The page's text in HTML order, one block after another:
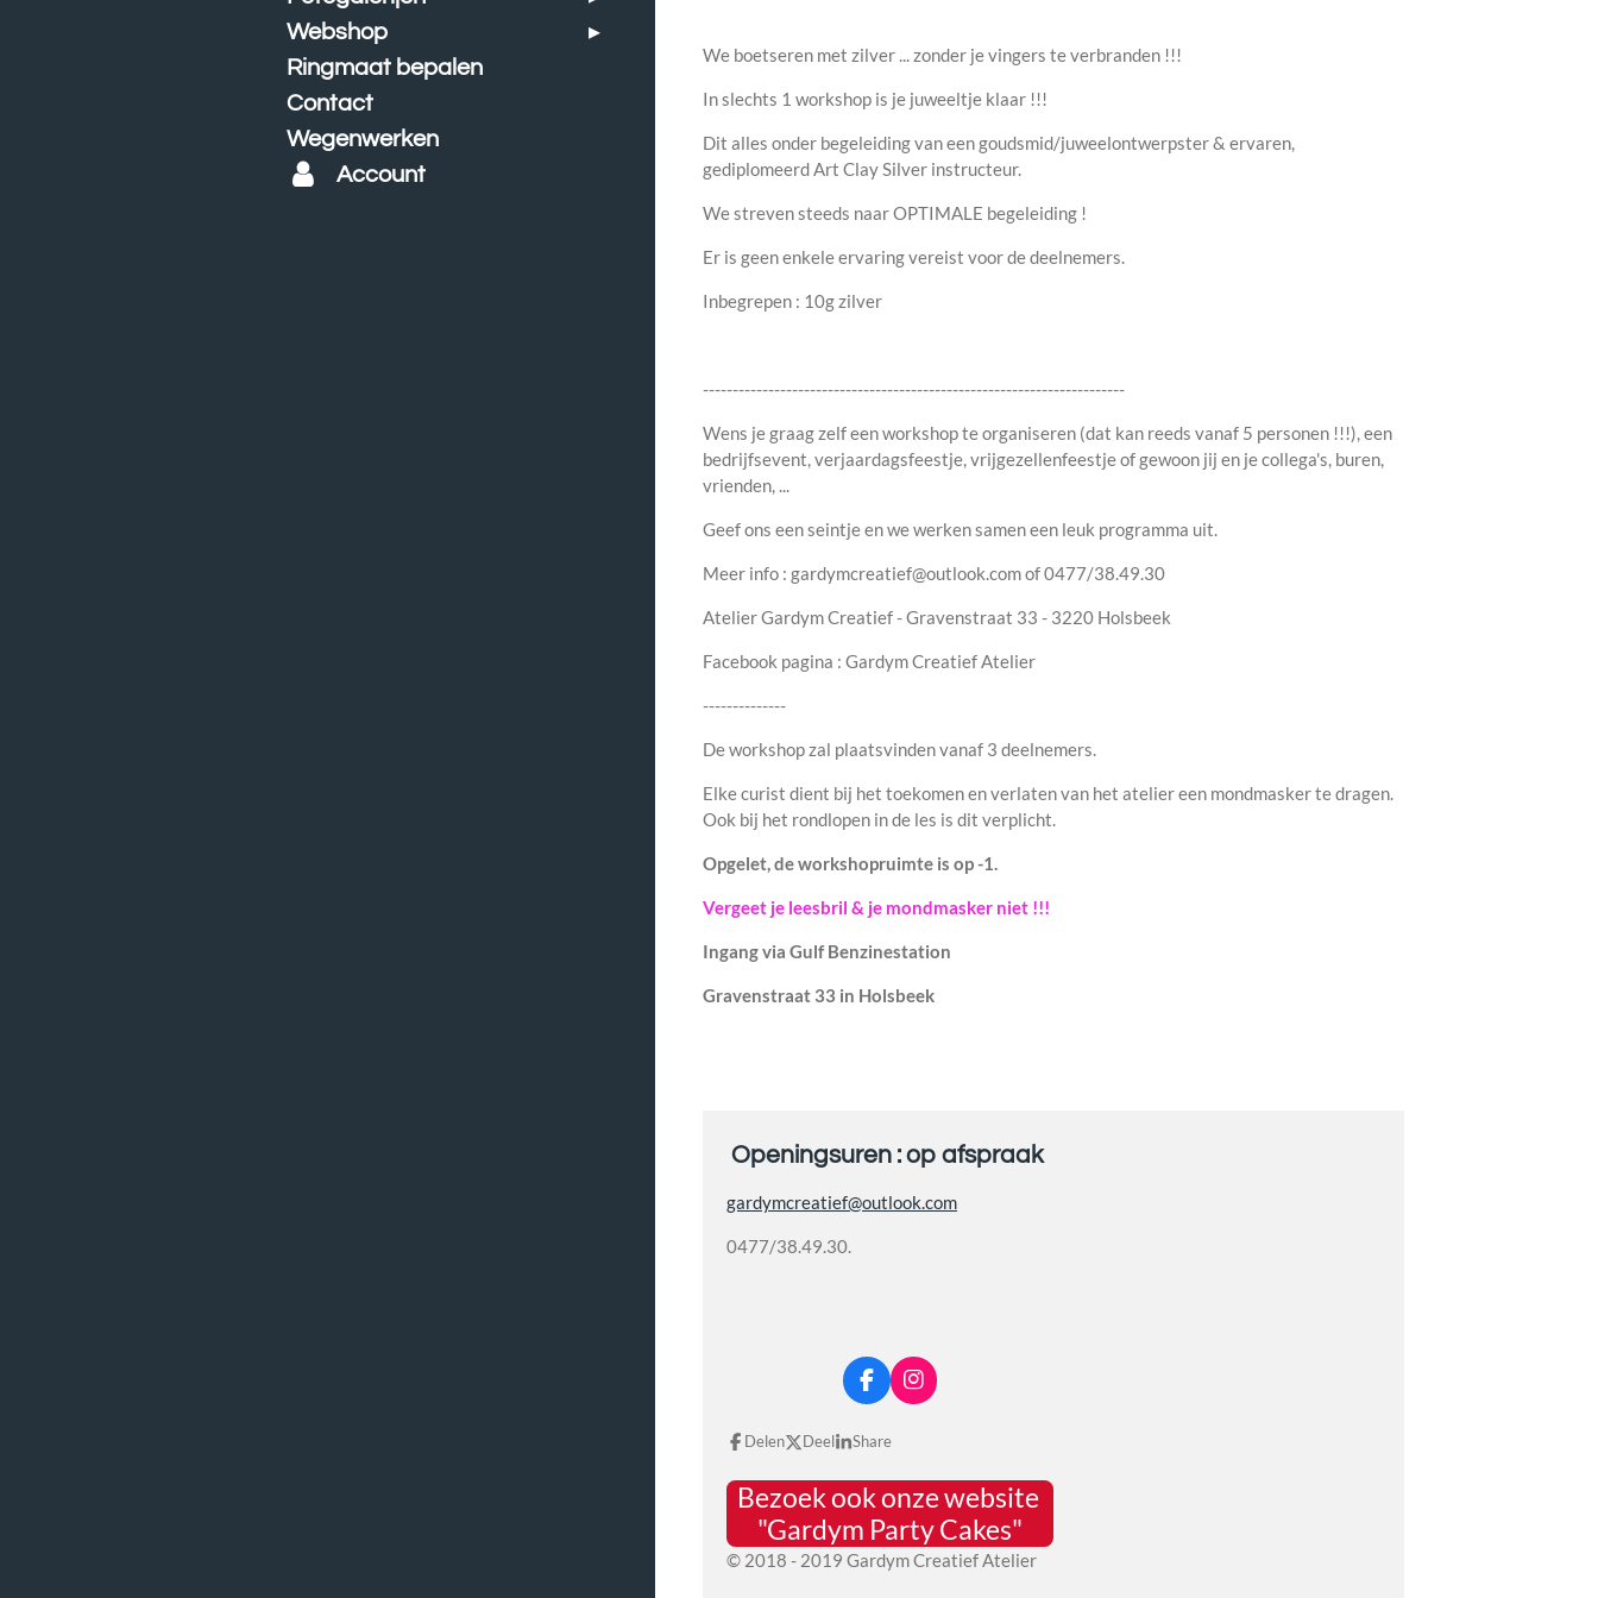
We boetseren met zilver ... zonder je vingers te verbranden !!!
In slechts 1 workshop is je juweeltje klaar !!!
Dit alles onder begeleiding van een goudsmid/juweelontwerpster & ervaren,
gediplomeerd Art Clay Silver instructeur.
We streven steeds naar OPTIMALE begeleiding !
Er is geen enkele ervaring vereist voor de deelnemers.
Inbegrepen : 10g zilver
-----------------------------------------------------------------------
Wens je graag zelf een workshop te organiseren (dat kan reeds vanaf 5 personen !!!), een
bedrijfsevent, verjaardagsfeestje, vrijgezellenfeestje of gewoon jij en je collega's, buren,
vrienden, ...
Geef ons een seintje en we werken samen een leuk programma uit.
Meer info : gardymcreatief@outlook.com of 0477/38.49.30
Atelier Gardym Creatief - Gravenstraat 33 - 3220 Holsbeek
Facebook pagina : Gardym Creatief Atelier
--------------
De workshop zal plaatsvinden vanaf 3 deelnemers.
Elke curist dient bij het toekomen en verlaten van het atelier een mondmasker te dragen.
Ook bij het rondlopen in de les is dit verplicht.
Opgelet, de workshopruimte is op -1.
Vergeet je leesbril & je mondmasker niet !!!
Ingang via Gulf Benzinestation
Gravenstraat 33 in Holsbeek
Openingsuren : op afspraak
gardymcreatief@outlook.com
0477/38.49.30.
F
a
e
o
o
k
I
n
g
r
a
m
Delen Deel Share
Bezoek ook onze website
"Gardym Party Cakes"
© 2018 - 2019 Gardym Creatief Atelier
Webshop
Ringmaat bepalen
Contact
Wegenwerken
Account